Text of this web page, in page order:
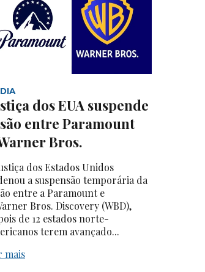
dos EUA suspende
entre Paramount
Bros.
dos Estados Unidos
a suspensão temporária da
entre a Paramount e
Bros. Discovery (WBD),
de 12 estados norte-
terem avançado...
mais